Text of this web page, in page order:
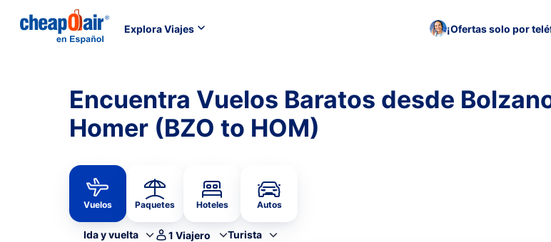
Explora Viajes ¡Ofertas solo por
Encuentra Vuelos Baratos desde
Homer (BZO to HOM)
Vuelos Paquetes Hoteles Autos
Ida y vuelta 1 Viajero Turista